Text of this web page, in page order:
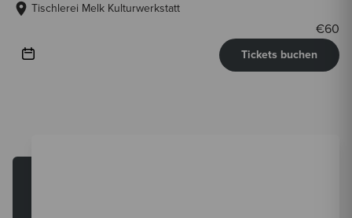
Tischlerei Melk Kulturwerkstatt
Tickets buchen
€60